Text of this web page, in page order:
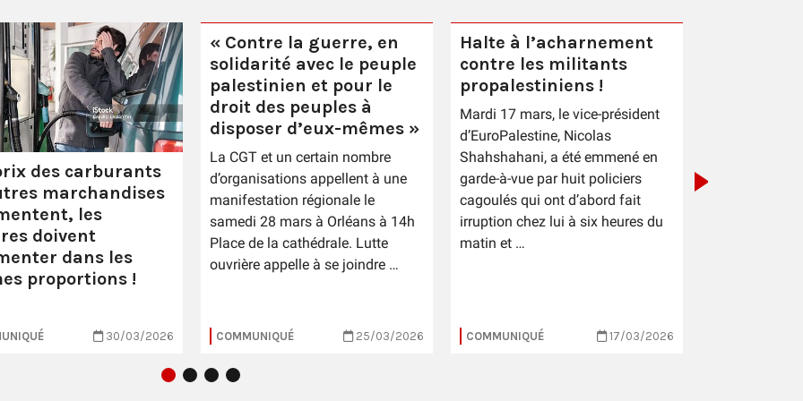
des carburants
marchandises
les
doivent
dans les
proportions !
30/03/2026
« Contre la guerre, en
solidarité avec le peuple
palestinien et pour le
droit des peuples à
disposer d’eux-mêmes »
La CGT et un certain nombre
d’organisations appellent à une
manifestation régionale le
samedi 28 mars à Orléans à 14h
Place de la cathédrale. Lutte
ouvrière appelle à se joindre …
COMMUNIQUÉ 25/03/2026
Halte à l’acharnement
contre les militants
propalestiniens !
Mardi 17 mars, le vice-président
d’EuroPalestine, Nicolas
Shahshahani, a été emmené en
garde-à-vue par huit policiers
cagoulés qui ont d’abord fait
irruption chez lui à six heures du
matin et …
COMMUNIQUÉ 17/03/2026